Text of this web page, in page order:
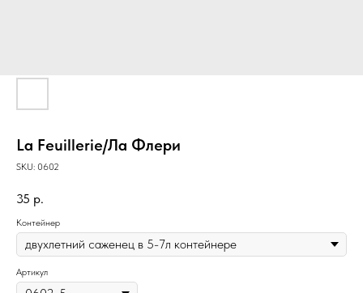
La Feuillerie/Ла Флери
SKU: 0602
35 р.
Контейнер
Артикул